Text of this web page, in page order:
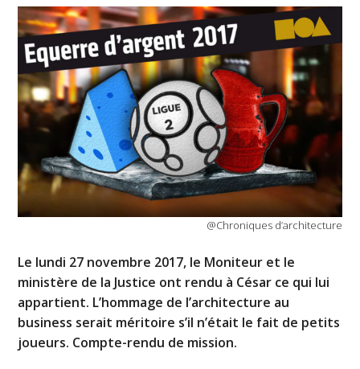
@Chroniques d’architecture
Le lundi 27 novembre 2017, le Moniteur et le
ministère de la Justice ont rendu à César ce qui lui
appartient. L’hommage de l’architecture au
business serait méritoire s’il n’était le fait de petits
joueurs. Compte-rendu de mission.